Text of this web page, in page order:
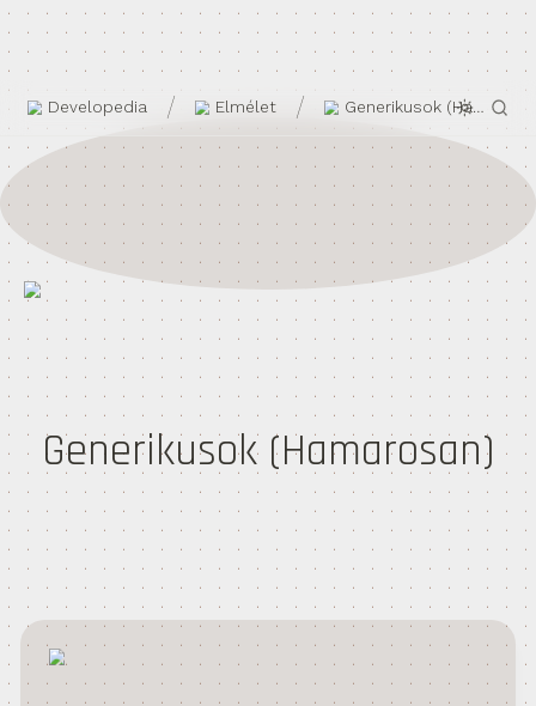
Developedia / Elmélet /
Generikusok